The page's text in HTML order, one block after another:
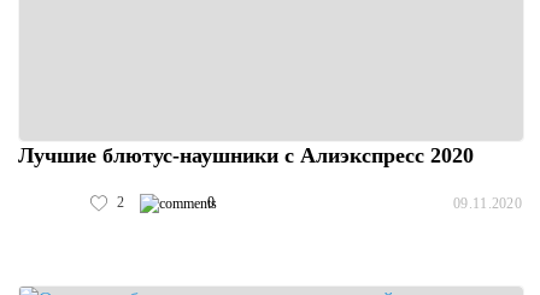
Лучшие блютус-наушники с Алиэкспресс 2020
2 0 09.11.2020